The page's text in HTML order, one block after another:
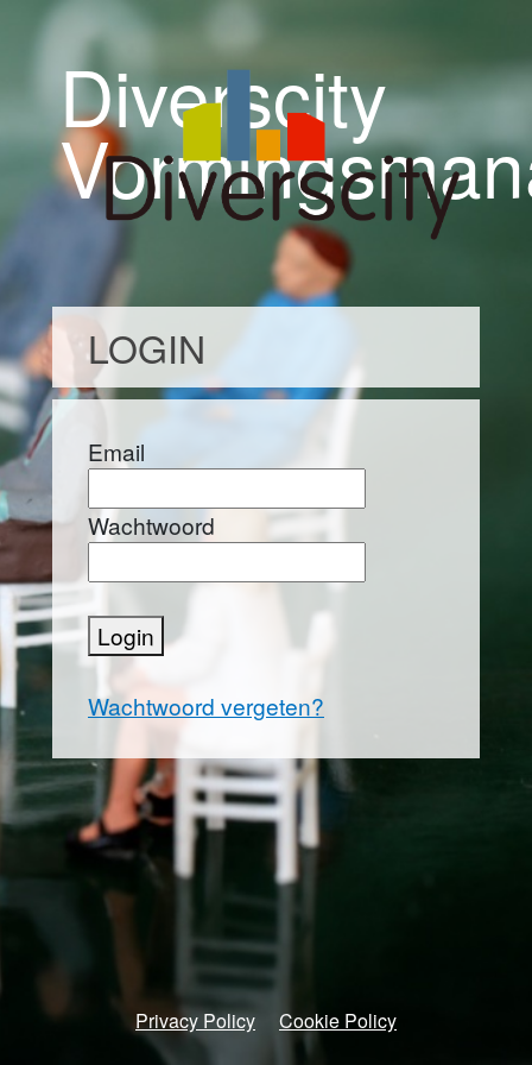
Diverscity
LOGIN
Email
Wachtwoord
Login
Wachtwoord vergeten?
Privacy Policy Cookie Policy